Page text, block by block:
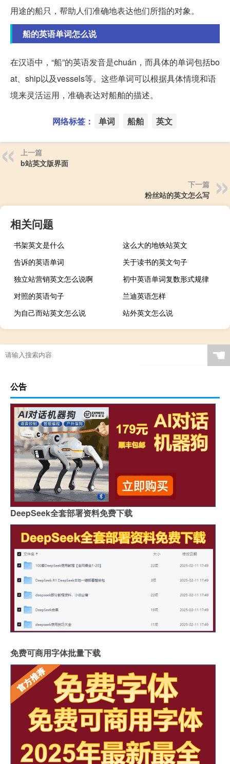
用途的船只，帮助人们准确地表达他们所指的对象。
船的英语单词怎么说
在汉语中，“船”的英语发音是chuán，而具体的单词包括bo
at、ship以及vessels等。这些单词可以根据具体情境和语
境来灵活运用，准确表达对船舶的描述。
网络标签： 单词 船舶 英文
上一篇
b站英文版界面
下一篇
粉丝站的英文怎么写
相关问题
书架英文是什么
这么大的地铁站英文
告诉的英语单词
关于读书的英文句子
独立站营销英文怎么说啊
初中英语单词复数形式规律
对照的英语句子
兰迪英语怎样
为自己而站英文怎么说
站外英文怎么说
☚
公告
DeepSeek全套部署资料免费下载
免费可商用字体批量下载